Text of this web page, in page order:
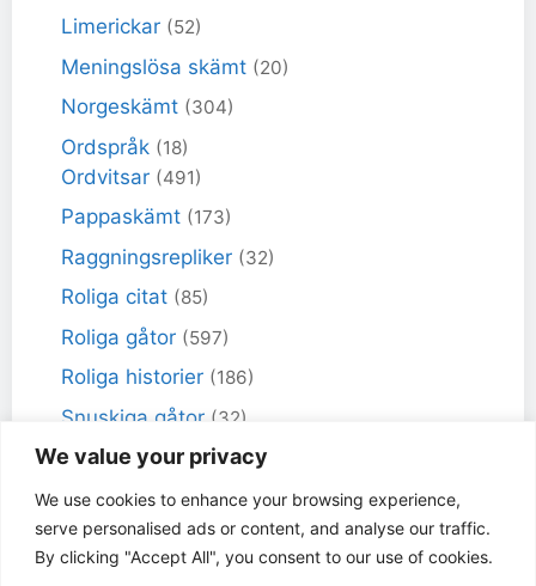
We value your privacy
We use cookies to enhance your browsing experience,
serve personalised ads or content, and analyse our traffic.
By clicking "Accept All", you consent to our use of cookies.
Limerickar (52)
Meningslösa skämt (20)
Norgeskämt (304)
Ordspråk (18)
Ordvitsar (491)
Pappaskämt (173)
Raggningsrepliker (32)
Roliga citat (85)
Roliga gåtor (597)
Roliga historier (186)
Snuskiga gåtor (32)
Snuskiga skämt(98)
Sportskämt (18)
Torra skämt (461)